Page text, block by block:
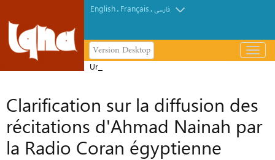
English. Français.فارسی
Version Desktop
باز
و
منو
Un récit d’expérience pour viser
Clarification sur la diffusion des
récitations d'Ahmad Nainah par
la Radio Coran égyptienne